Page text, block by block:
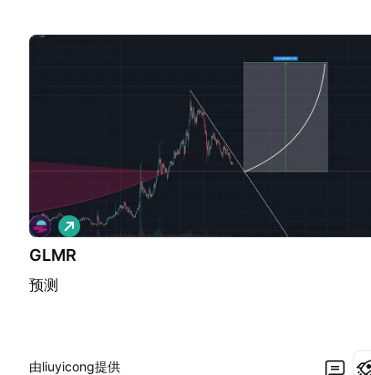
GLMR
预测
做
多
由liuyicong提供